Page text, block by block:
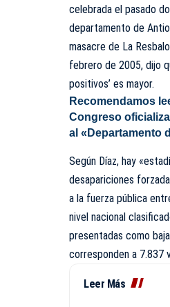
celebrada el pasado
departamento de
masacre de La
febrero de 2005, dijo
positivos’ es mayor.
Recomendamos
Congreso
al «Departamento
Según Díaz, hay
desapariciones
a la fuerza pública
nivel nacional
presentadas como
corresponden a 7.837
Leer Más